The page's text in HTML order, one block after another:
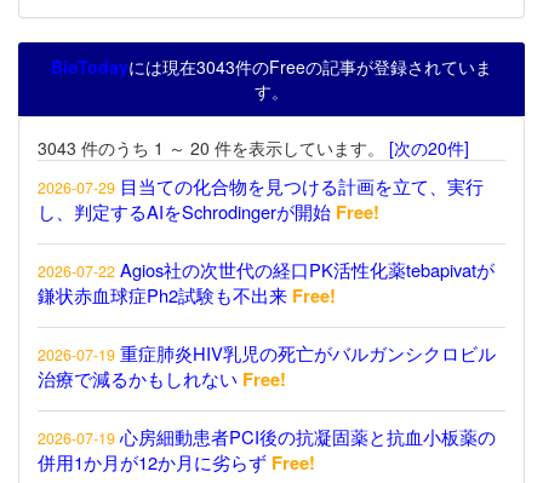
BioTodayには現在3043件のFreeの記事が登録されていま
す。
3043 件のうち 1 ～ 20 件を表示しています。 [次の20件]
2026-07-29 目当ての化合物を見つける計画を立て、実行
し、判定するAIをSchrodingerが開始 Free!
2026-07-22 Agios社の次世代の経口PK活性化薬tebapivatが
鎌状赤血球症Ph2試験も不出来 Free!
2026-07-19 重症肺炎HIV乳児の死亡がバルガンシクロビル
治療で減るかもしれない Free!
2026-07-19 心房細動患者PCI後の抗凝固薬と抗血小板薬の
併用1か月が12か月に劣らず Free!